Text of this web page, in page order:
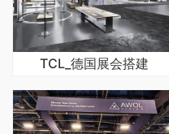
TCL_德国展会搭建